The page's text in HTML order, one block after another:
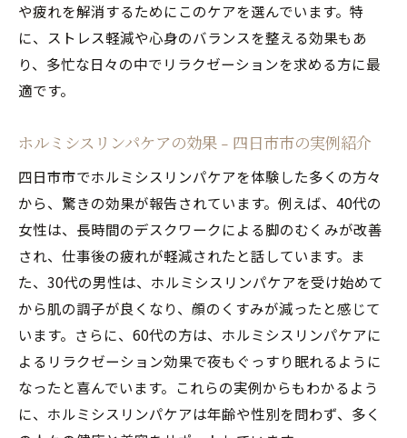
や疲れを解消するためにこのケアを選んでいます。特
に、ストレス軽減や心身のバランスを整える効果もあ
り、多忙な日々の中でリラクゼーションを求める方に最
適です。
ホルミシスリンパケアの効果 - 四日市市の実例紹介
四日市市でホルミシスリンパケアを体験した多くの方々
から、驚きの効果が報告されています。例えば、40代の
女性は、長時間のデスクワークによる脚のむくみが改善
され、仕事後の疲れが軽減されたと話しています。ま
た、30代の男性は、ホルミシスリンパケアを受け始めて
から肌の調子が良くなり、顔のくすみが減ったと感じて
います。さらに、60代の方は、ホルミシスリンパケアに
よるリラクゼーション効果で夜もぐっすり眠れるように
なったと喜んでいます。これらの実例からもわかるよう
に、ホルミシスリンパケアは年齢や性別を問わず、多く